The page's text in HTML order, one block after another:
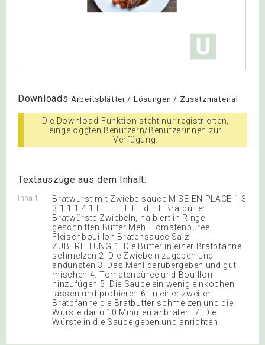
Downloads Arbeitsblätter / Lösungen / Zusatzmaterial
Die Download-Funktion steht nur registrierten,
eingeloggten Benutzern/Benutzerinnen zur
Verfügung.
Textauszüge aus dem Inhalt:
Inhalt
Bratwurst mit Zwiebelsauce MISE EN PLACE 1 3
3 1 1 1 4 1 EL EL EL EL dl EL Bratbutter
Bratwürste Zwiebeln, halbiert in Ringe
geschnitten Butter Mehl Tomatenpuree
Fleischbouillon Bratensauce Salz
ZUBEREITUNG 1. Die Butter in einer Bratpfanne
schmelzen 2. Die Zwiebeln zugeben und
andünsten 3. Das Mehl darübergeben und gut
mischen 4. Tomatenpüree und Bouillon
hinzufügen 5. Die Sauce ein wenig einkochen
lassen und probieren 6. In einer zweiten
Bratpfanne die Bratbutter schmelzen und die
Würste darin 10 Minuten anbraten. 7. Die
Würste in die Sauce geben und anrichten